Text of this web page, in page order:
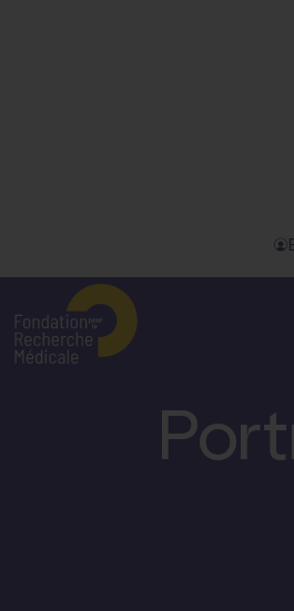
Portrait